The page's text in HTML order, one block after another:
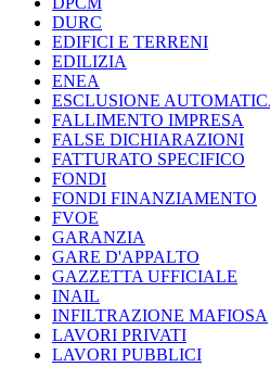
DURC
EDIFICI E TERRENI
EDILIZIA
ENEA
ESCLUSIONE
FALLIMENTO IMPRESA
FALSE DICHIARAZIONI
FATTURATO SPECIFICO
FONDI
FONDI FINANZIAMENTO
FVOE
GARANZIA
GARE D'APPALTO
GAZZETTA UFFICIALE
INAIL
INFILTRAZIONE MAFIOSA
LAVORI PRIVATI
LAVORI PUBBLICI